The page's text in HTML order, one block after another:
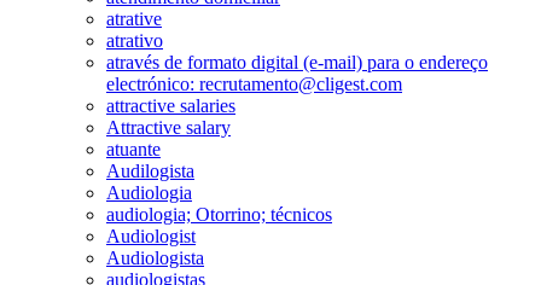
atrative
atrativo
através de formato digital (e-mail) para o endereço
electrónico: recrutamento@cligest.com
attractive salaries
Attractive salary
atuante
Audilogista
Audiologia
audiologia; Otorrino; técnicos
Audiologist
Audiologista
audiologistas